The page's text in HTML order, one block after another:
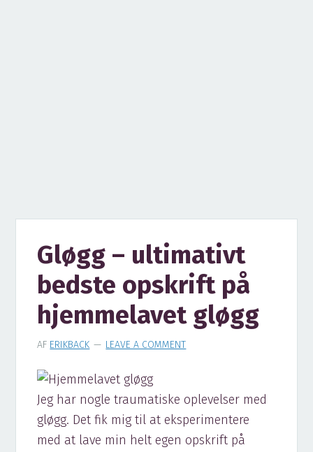
Gløgg – ultimativt
bedste opskrift på
hjemmelavet gløgg
AF ERIKBACK LEAVE A COMMENT
Jeg har nogle traumatiske oplevelser med
gløgg. Det fik mig til at eksperimentere
med at lave min helt egen opskrift på